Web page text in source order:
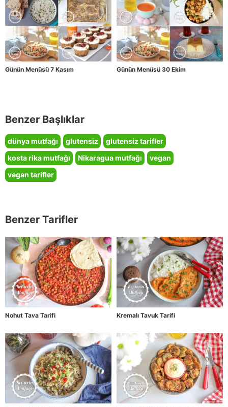
Günün Menüsü 7 Kasım Günün Menüsü 30 Ekim
Benzer Başlıklar
dünya mutfağı glutensiz
glutensiz tarifler
kosta rika mutfağı
Nikaragua mutfağı
vegan
vegan tarifler
Benzer Tarifler
Nohut Tava Tarifi Kremalı Tavuk Tarifi